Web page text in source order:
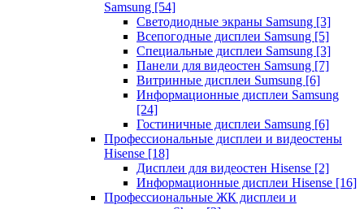
Samsung [54]
Светодиодные экраны Samsung [3]
Всепогодные дисплеи Samsung [5]
Специальные дисплеи Samsung [3]
Панели для видеостен Samsung [7]
Витринные дисплеи Sumsung [6]
Информационные дисплеи Samsung
[24]
Гостиничные дисплеи Samsung [6]
Профессиональные дисплеи и видеостены
Hisense [18]
Дисплеи для видеостен Hisense [2]
Информационные дисплеи Hisense [16]
Профессиональные ЖК дисплеи и